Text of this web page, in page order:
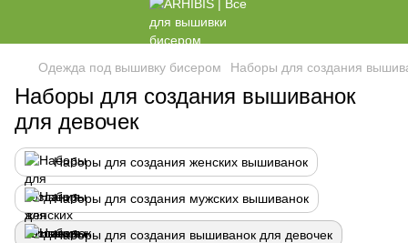
Одежда под вышивку бисером Наборы для создания
Наборы для создания вышиванок
для девочек
Наборы для создания женских вышиванок
Наборы для создания мужских вышиванок
Наборы для создания вышиванок для девочек